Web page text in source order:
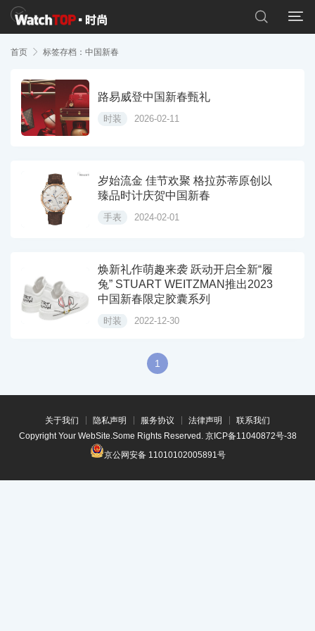


首页  标签存档：中国新春
路易威登中国新春甄礼
时装 2026-02-11
岁始流金 佳节欢聚 格拉苏蒂原创以
臻品时计庆贺中国新春
手表 2024-02-01
焕新礼作萌趣来袭 跃动开启全新“履
兔” STUART WEITZMAN推出2023
中国新春限定胶囊系列
时装 2022-12-30
1
关于我们 隐私声明 服务协议 法律声明
联系我们
Copyright Your WebSite.Some Rights Reserved. 京ICP备11040872号-38
京公网安备 11010102005891号